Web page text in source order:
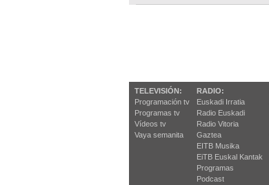
TELEVISIÓN:
Programación tv
Programas tv
Vídeos tv
Vaya semanita
RADIO:
Euskadi Irratia
Radio Euskadi
Radio Vitoria
Gaztea
EITB Musika
EiTB Euskal Kantak
Programas
Podcast